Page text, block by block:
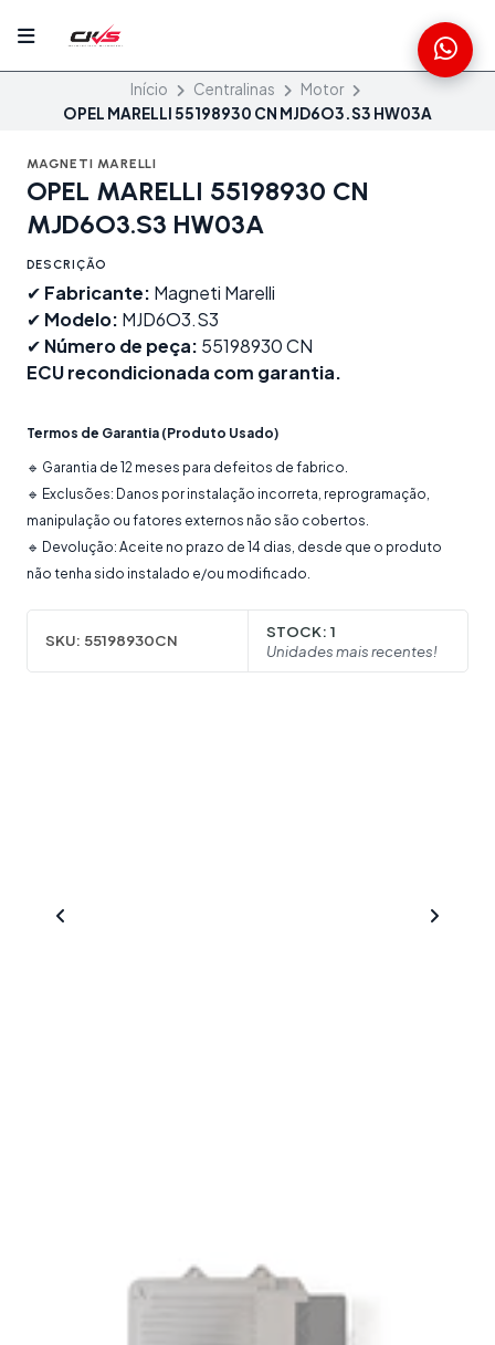
Início Centralinas
Motor
OPEL MARELLI 55198930 CN MJD6O3.S3 HW03A
MAGNETI MARELLI
OPEL MARELLI 55198930 CN
MJD6O3.S3 HW03A
DESCRIÇÃO
✔ Fabricante: Magneti Marelli
✔ Modelo: MJD6O3.S3
✔ Número de peça: 55198930 CN
ECU recondicionada com garantia.
Termos de Garantia (Produto Usado)
🔹 Garantia de 12 meses para defeitos de fabrico.
🔹 Exclusões: Danos por instalação incorreta, reprogramação,
manipulação ou fatores externos não são cobertos.
🔹 Devolução: Aceite no prazo de 14 dias, desde que o produto
não tenha sido instalado e/ou modificado.
SKU: 55198930CN STOCK: 1
Unidades mais recentes!